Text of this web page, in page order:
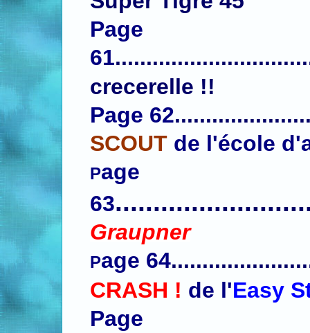
Page
61
crecerelle !!
Page 62
SCOUT de l'école
Page
63
Graupner
Page 64
CRASH ! de l'Easy
Page